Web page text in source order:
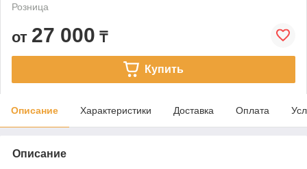
Розница
от 27 000 ₸
Купить
Описание Характеристики Доставка Оплата
Описание